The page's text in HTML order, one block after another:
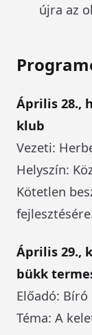
újra az
Április 28.,
klub
Vezeti:
Helyszín:
Kötetlen
Április 29.,
bükk
Előadó:
Téma: A